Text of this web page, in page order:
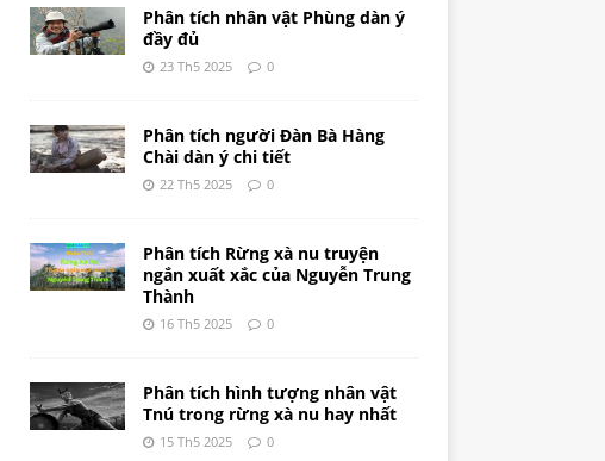
Phân tích nhân vật Phùng dàn ý
đầy đủ
23 Th5 2025 0
Phân tích người Đàn Bà Hàng
Chài dàn ý chi tiết
22 Th5 2025 0
Phân tích Rừng xà nu truyện
ngắn xuất xắc của Nguyễn Trung
Thành
16 Th5 2025 0
Phân tích hình tượng nhân vật
Tnú trong rừng xà nu hay nhất
15 Th5 2025 0